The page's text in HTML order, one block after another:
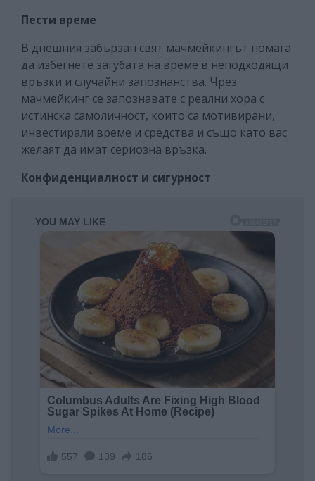
Пести време
В днешния забързан свят мачмейкингът помага
да избегнете загубата на време в неподходящи
връзки и случайни запознанства. Чрез
мачмейкинг се запознавате с реални хора с
истинска самоличност, които са мотивирани,
инвестирали време и средства и също като вас
желаят да имат сериозна връзка.
Конфиденциалност и сигурност